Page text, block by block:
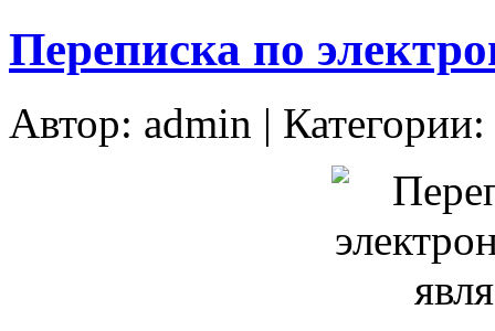
Переписка по
Автор: admin | Категории: